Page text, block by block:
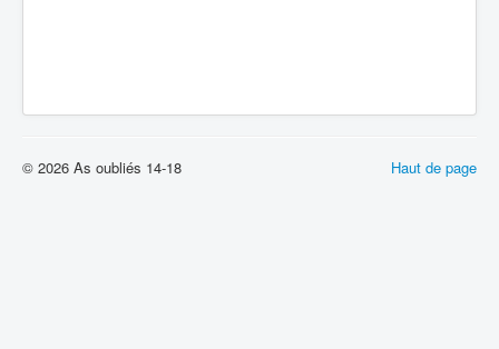
Haut de page
© 2026 As oubliés 14-18